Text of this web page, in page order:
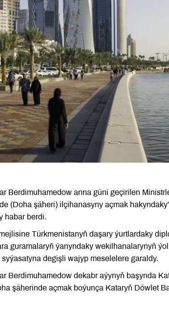
Berdimuhamedow anna güni geçirilen
(Doha şäheri) ilçihanasyny açmak
habar berdi.
Türkmenistanyň daşary ýurtlardaky
guramalaryň ýanyndaky wekilhanalarynyň
degişli wajyp meselelere garaldy.
Berdimuhamedow dekabr aýynyň başynda
şäherinde açmak boýunça Kataryň Döwlet